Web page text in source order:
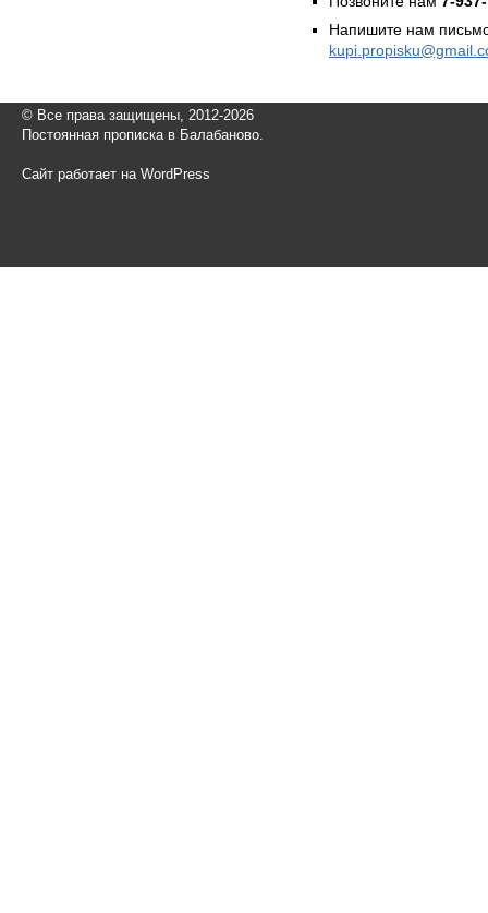
Напишите нам
© Все права защищены, 2012-2026
Постоянная прописка в Балабаново.
Сайт работает на WordPress